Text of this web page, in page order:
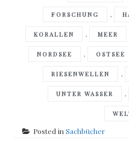
FORSCHUNG ,
KORALLEN , MEER
NORDSEE , OSTSEE
RIESENWELLEN ,
UNTER WASSER ,
Posted inSachbücher